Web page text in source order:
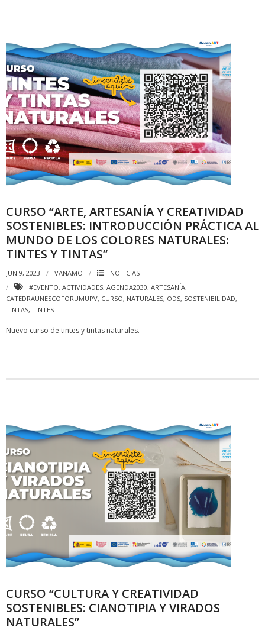
CURSO “ARTE, ARTESANÍA Y CREATIVIDAD
SOSTENIBLES: INTRODUCCIÓN PRÁCTICA AL
MUNDO DE LOS COLORES NATURALES:
TINTES Y TINTAS”
JUN 9, 2023 VANAMO
NOTICIAS
#EVENTO, ACTIVIDADES, AGENDA2030, ARTESANÍA,
CATEDRAUNESCOFORUMUPV, CURSO, NATURALES, ODS, SOSTENIBILIDAD,
TINTAS, TINTES
Nuevo curso de tintes y tintas naturales.
CURSO “CULTURA Y CREATIVIDAD
SOSTENIBLES: CIANOTIPIA Y VIRADOS
NATURALES”